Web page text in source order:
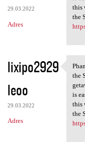
29.03.2022
Adres
this
the
lixipo2929
leoo
29.03.2022
Adres
the
is
this
the